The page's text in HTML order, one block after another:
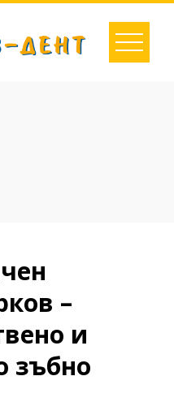
–
и
зъбно